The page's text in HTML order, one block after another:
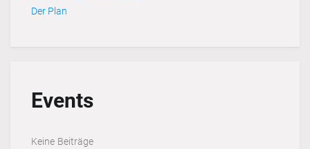
Der Plan
Events
Keine Beiträge